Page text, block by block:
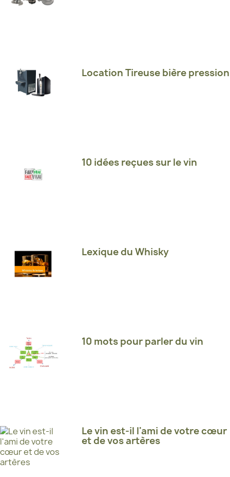
Location Tireuse bière pression
10 idées reçues sur le vin
Lexique du Whisky
10 mots pour parler du vin
Le vin est-il l'ami de votre cœur
et de vos artères